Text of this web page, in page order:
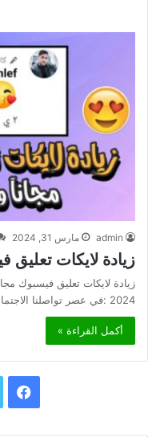
admin مارس 31, 2024
زيادة لايكات تعليق
2024 :في عصر تواصلنا الاجتماعي الرقمي الحالي، أصبح مؤشر…
أكمل القراءة »